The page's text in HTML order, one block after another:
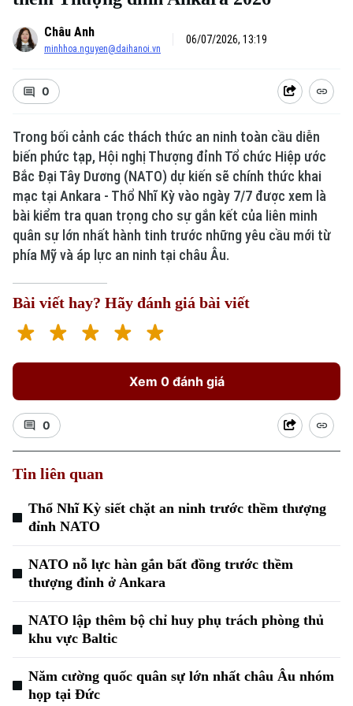
Xu hướng
Thời sự
Châu Anh
minhhoa.nguyen@daihanoi.vn
06/07/2026, 13:19
0
Trong bối cảnh các thách thức an ninh toàn cầu diễn
biến phức tạp, Hội nghị Thượng đỉnh Tổ chức Hiệp ước
Bắc Đại Tây Dương (NATO) dự kiến sẽ chính thức khai
mạc tại Ankara - Thổ Nhĩ Kỳ vào ngày 7/7 được xem là
bài kiểm tra quan trọng cho sự gắn kết của liên minh
quân sự lớn nhất hành tinh trước những yêu cầu mới từ
phía Mỹ và áp lực an ninh tại châu Âu.
Bài viết hay? Hãy đánh giá bài viết
Xem 0 đánh giá
0
Tin liên quan
Thổ Nhĩ Kỳ siết chặt an ninh trước thềm thượng
đỉnh NATO
NATO nỗ lực hàn gắn bất đồng trước thềm
thượng đỉnh ở Ankara
NATO lập thêm bộ chỉ huy phụ trách phòng thủ
khu vực Baltic
Năm cường quốc quân sự lớn nhất châu Âu nhóm
họp tại Đức